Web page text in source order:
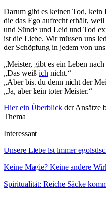
Darum gibt es keinen Tod,
die das Ego aufrecht erhält,
und Sünde und Leid und Tod
ist die Liebe. Wir müssen uns
der Schöpfung in jedem von uns.
„Meister, gibt es ein Leben nach
„Das weiß ich nicht.“
„Aber bist du denn nicht der
„Ja, aber kein toter Meister.“
Hier ein Überblick der Ansätze
Thema
Interessant
Unsere Liebe ist immer
Keine Magie? Keine andere
Spiritualität: Reiche Säcke